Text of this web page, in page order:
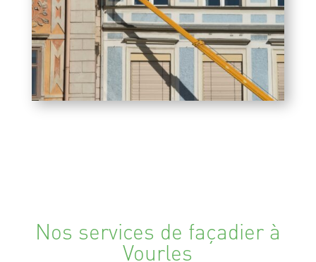
Nos services de façadier à
Vourles